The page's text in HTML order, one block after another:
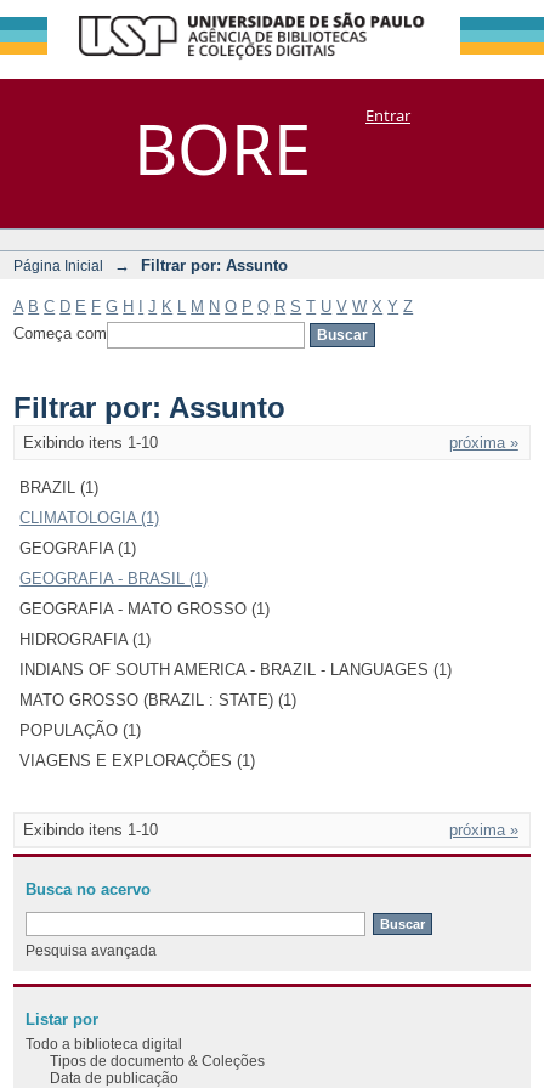
BORE
Filtrar por:
Assunto
DSpace/Manakin + CoriscoEntrar
Página Inicial → Filtrar por: Assunto
A B C D E F G H J K M N O P Q R S T U V W X Y Z
Começa com
Filtrar por: Assunto
Exibindo itens 1-10 próxima »
BRAZIL (1)
CLIMATOLOGIA (1)
GEOGRAFIA (1)
GEOGRAFIA - BRASIL (1)
GEOGRAFIA - MATO GROSSO (1)
HIDROGRAFIA (1)
INDIANS OF SOUTH AMERICA - BRAZIL - LANGUAGES (1)
MATO GROSSO (BRAZIL : STATE) (1)
POPULAÇÃO (1)
VIAGENS E EXPLORAÇÕES (1)
Exibindo itens 1-10 próxima »
Busca no acervo
Pesquisa avançada
Listar por
Todo a biblioteca digital
Tipos de documento & Coleções
Data de publicação